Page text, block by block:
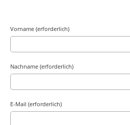
Vorname (erforderlich)
Nachname (erforderlich)
E-Mail (erforderlich)